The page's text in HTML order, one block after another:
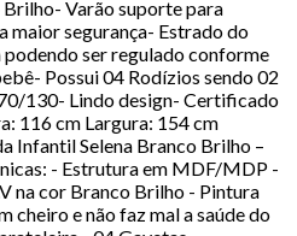
Varão suporte para
maior segurança- Estrado do
ser regulado conforme
Possui 04 Rodízios sendo 02
130- Lindo design- Certificado
116 cm Largura: 154 cm
Infantil Selena Branco Brilho –
- Estrutura em MDF/MDP -
na cor Branco Brilho - Pintura
cheiro e não faz mal a saúde do